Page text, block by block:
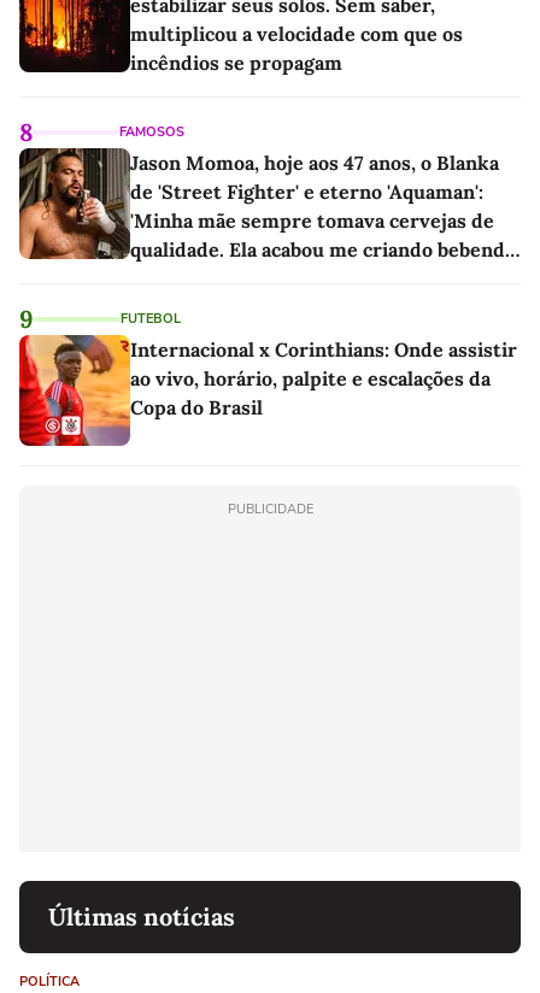
estabilizar seus solos. Sem saber,
multiplicou a velocidade com que os
incêndios se propagam
8 FAMOSOS
Jason Momoa, hoje aos 47 anos, o Blanka
de 'Street Fighter' e eterno 'Aquaman':
'Minha mãe sempre tomava cervejas de
qualidade. Ela acabou me criando bebendo
9 FUTEBOL
Internacional x Corinthians: Onde assistir
ao vivo, horário, palpite e escalações da
Copa do Brasil
PUBLICIDADE
Últimas notícias
POLÍTICA